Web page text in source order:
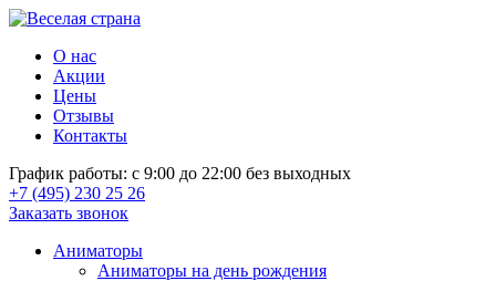
О нас
Акции
Цены
Отзывы
Контакты
График работы: с 9:00 до 22:00 без выходных
+7 (495) 230 25 26
Заказать звонок
Аниматоры
Аниматоры на день рождения